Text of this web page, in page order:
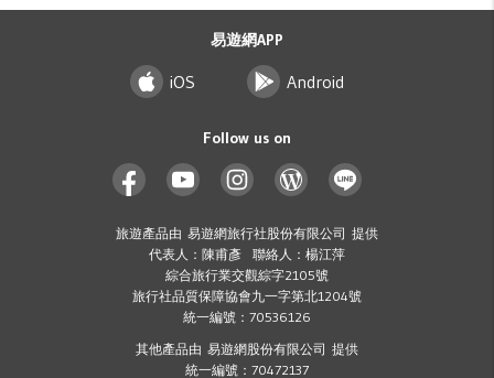
易遊網APP
iOS Android
Follow us on
旅遊產品由 易遊網旅行社股份有限公司 提供
代表人：陳甫彥 聯絡人：楊江萍
綜合旅行業交觀綜字2105號
旅行社品質保障協會九一字第北1204號
統一編號：70536126
其他產品由 易遊網股份有限公司 提供
統一編號：70472137